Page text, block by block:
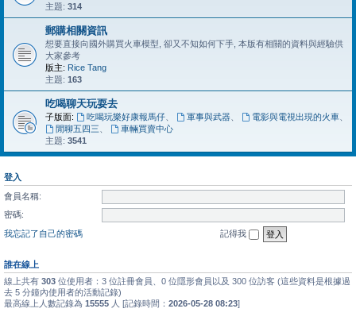
主題: 314
郵購相關資訊
想要直接向國外購買火車模型, 卻又不知如何下手, 本版有相關的資料與經驗供
大家參考
版主: Rice Tang
主題: 163
吃喝聊天玩耍去
子版面: 吃喝玩樂好康報馬仔、 軍事與武器、 電影與電視出現的火車、
閒聊五四三
車輛買賣中心
主題: 3541
登入
會員名稱:
密碼:
我忘記了自己的密碼
記得我
誰在線上
線上共有 303 位使用者：3 位註冊會員、0 位隱形會員以及 300 位訪客 (這些資料是根據過
去 5 分鐘內使用者的活動記錄)
最高線上人數記錄為 15555 人 [記錄時間： 2026-05-28 08:23]